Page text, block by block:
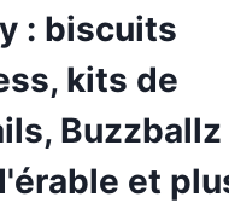
: biscuits
kits de
Buzzballz
et